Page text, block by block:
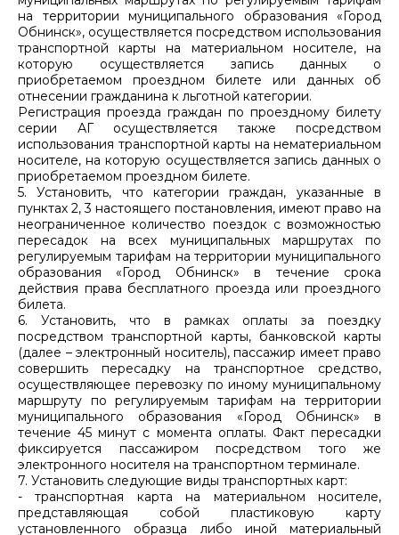
на территории муниципального образования «Город
Обнинск», осуществляется посредством использования
транспортной карты на материальном носителе, на
которую осуществляется запись данных о
приобретаемом проездном билете или данных об
отнесении гражданина к льготной категории.
Регистрация проезда граждан по проездному билету
серии АГ осуществляется также посредством
использования транспортной карты на нематериальном
носителе, на которую осуществляется запись данных о
приобретаемом проездном билете.
5. Установить, что категории граждан, указанные в
пунктах 2, 3 настоящего постановления, имеют право на
неограниченное количество поездок с возможностью
пересадок на всех муниципальных маршрутах по
регулируемым тарифам на территории муниципального
образования «Город Обнинск» в течение срока
действия права бесплатного проезда или проездного
билета.
6. Установить, что в рамках оплаты за поездку
посредством транспортной карты, банковской карты
(далее – электронный носитель), пассажир имеет право
совершить пересадку на транспортное средство,
осуществляющее перевозку по иному муниципальному
маршруту по регулируемым тарифам на территории
муниципального образования «Город Обнинск» в
течение 45 минут с момента оплаты. Факт пересадки
фиксируется пассажиром посредством того же
электронного носителя на транспортном терминале.
7. Установить следующие виды транспортных карт:
- транспортная карта на материальном носителе,
представляющая собой пластиковую карту
установленного образца либо иной материальный